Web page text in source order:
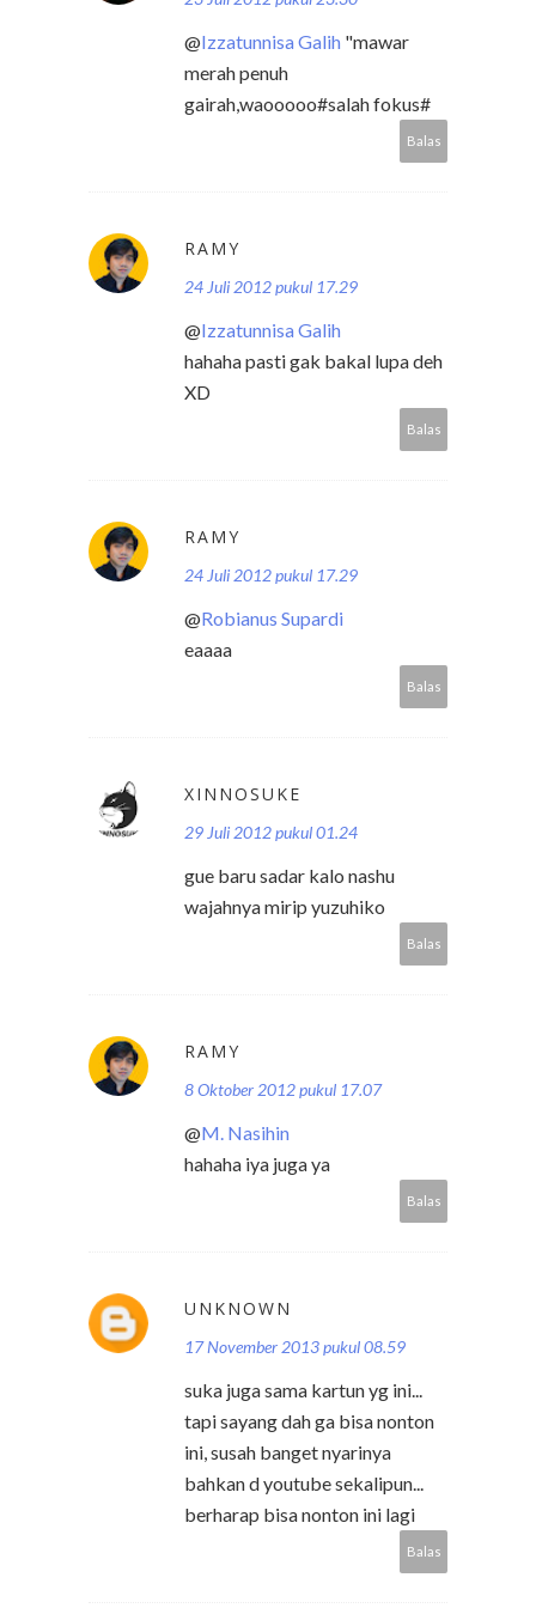
@Izzatunnisa Galih "mawar
merah penuh
gairah,waooooo#salah fokus#
Balas
RAMY
24 Juli 2012 pukul 17.29
@Izzatunnisa Galih
hahaha pasti gak bakal lupa deh
XD
Balas
RAMY
24 Juli 2012 pukul 17.29
@Robianus Supardi
eaaaa
Balas
XINNOSUKE
29 Juli 2012 pukul 01.24
gue baru sadar kalo nashu
wajahnya mirip yuzuhiko
Balas
RAMY
8 Oktober 2012 pukul 17.07
@M. Nasihin
hahaha iya juga ya
Balas
UNKNOWN
17 November 2013 pukul 08.59
suka juga sama kartun yg ini...
tapi sayang dah ga bisa nonton
ini, susah banget nyarinya
bahkan d youtube sekalipun...
berharap bisa nonton ini lagi
Balas